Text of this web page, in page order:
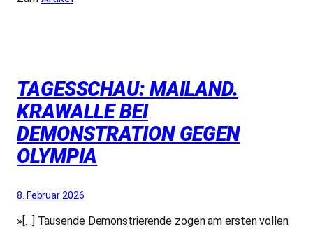
TAGESSCHAU: MAILAND.
KRAWALLE BEI
DEMONSTRATION GEGEN
OLYMPIA
8. Februar 2026
»[…] Tausende Demonstrierende zogen am ersten vollen